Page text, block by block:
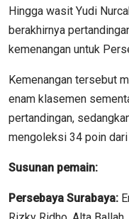
Hingga wasit Yudi
berakhirnya
kemenangan untuk
Kemenangan tersebut
enam klasemen
pertandingan,
mengoleksi 34 poin
Susunan pemain:
Persebaya Surabaya: